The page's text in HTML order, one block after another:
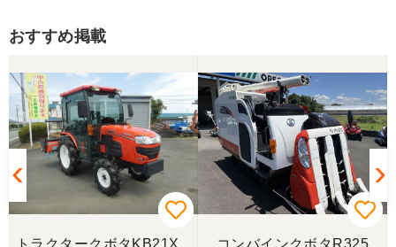
今回良い品を購入させて頂きありがとうございま
す。また農機具購入の際はよろしくお願いします。
広島県／農家
コンバインの購入を検討している時に偶然大きさ稼
働時間など条件が合ったので決めました、その後は
現物を確認することを検討してましたが何度かやり
取りをして信頼できそうでしたのでコンバインの写
真と説明のみで購入させていただきました、まだ実
働はしてませんが作動確認などして問題はなさそう
で今年の刈り取りが楽しみです、ありがとう御座い
おすすめ掲載
トラクタークボタKB21X
コンバインクボタR325